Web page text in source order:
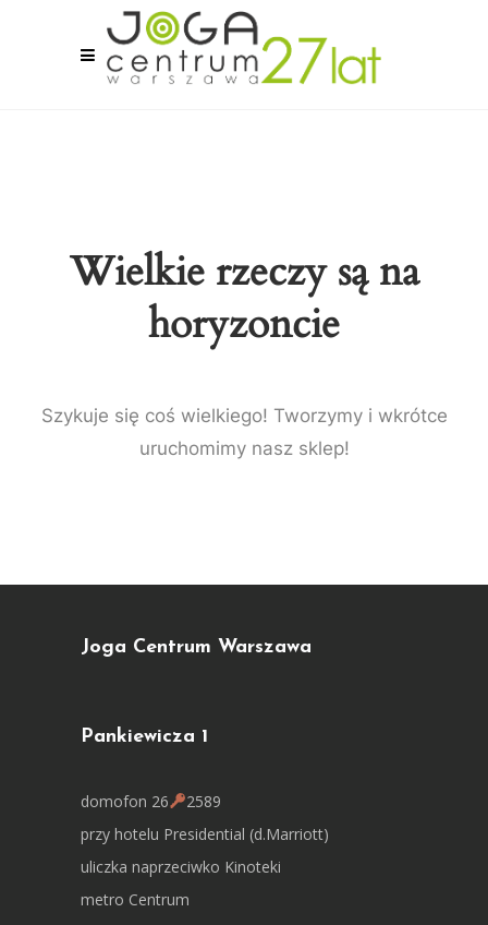
Wielkie rzeczy są na
horyzoncie
Szykuje się coś wielkiego! Tworzymy i wkrótce
uruchomimy nasz sklep!
Joga Centrum Warszawa
Pankiewicza 1
domofon 26
2589
przy hotelu Presidential (d.Marriott)
uliczka naprzeciwko Kinoteki
metro Centrum